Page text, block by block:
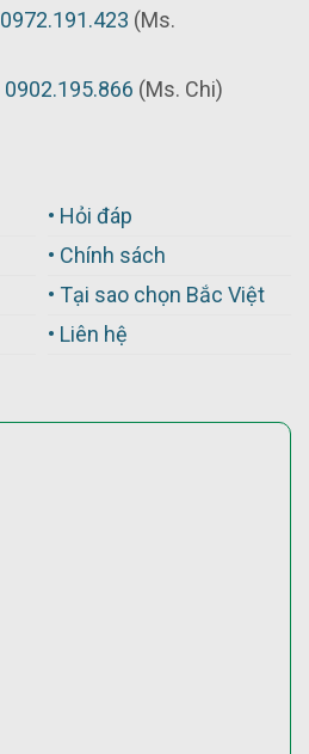
0972.191.423 (Ms.
0902.195.866 (Ms. Chi)
• Hỏi đáp
• Chính sách
• Tại sao chọn Bắc Việt
• Liên hệ